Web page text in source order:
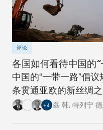
评论
各国如何看待中国的
中国的“一带一路”倡
条贯通亚欧的新丝绸
的跨国基础设施建设
+4 磊 韩, 特列宁